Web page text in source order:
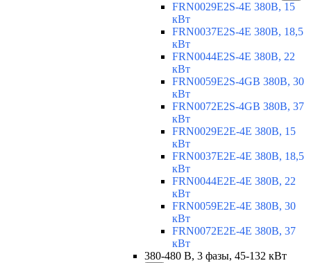
FRN0029E2S-4E 380В, 15
кВт
FRN0037E2S-4E 380В, 18,5
кВт
FRN0044E2S-4E 380В, 22
кВт
FRN0059E2S-4GB 380В, 30
кВт
FRN0072E2S-4GB 380В, 37
кВт
FRN0029E2E-4E 380В, 15
кВт
FRN0037E2E-4E 380В, 18,5
кВт
FRN0044E2E-4E 380В, 22
кВт
FRN0059E2E-4E 380В, 30
кВт
FRN0072E2E-4E 380В, 37
кВт
380-480 В, 3 фазы, 45-132 кВт